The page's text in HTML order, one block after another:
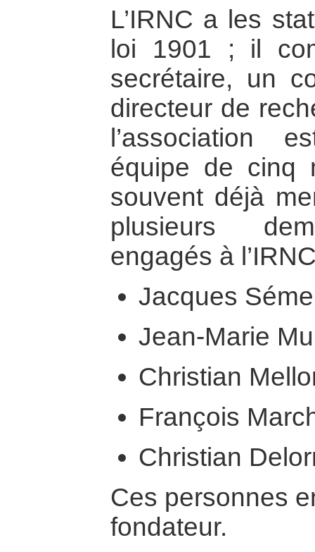
L’IRNC a les
loi 1901 ; il
secrétaire, un
directeur de
l’association
équipe de cinq
souvent déjà
plusieurs
engagés à
Jacques
Jean-Marie
Christian
François
Christian
Ces personnes
fondateur.